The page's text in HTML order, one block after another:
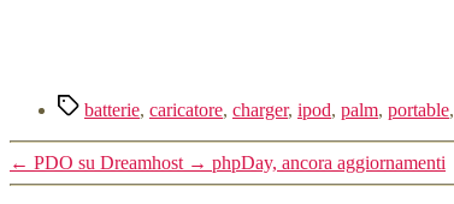
Tagbatterie, caricatore, charger, ipod, palm, portable,
← PDO su Dreamhost → phpDay, ancora aggiornamenti